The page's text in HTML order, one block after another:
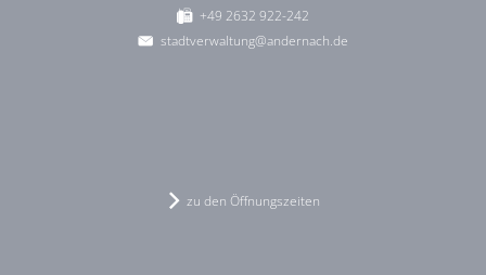
+49 2632 922-242
stadtverwaltung@andernach.de
zu den Öffnungszeiten